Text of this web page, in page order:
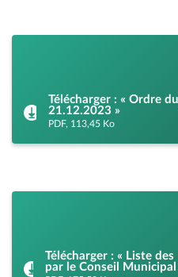
Télécharger : « Ordre
21.12.2023 »
PDF, 113,45 Ko
Télécharger : « Liste
par le Conseil